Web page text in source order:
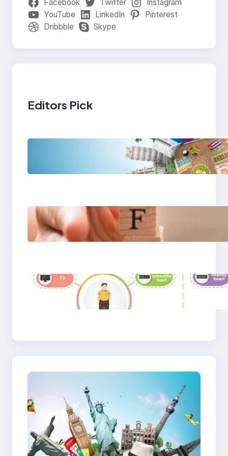
Facebook Twitter
Instagram
YouTube
LinkedIn
Pinterest
Dribbble
Skype
Editors Pick
Tren Traveling 2025:
Liburan Cerdas,
Ramah Lingkungan,
Gaya Hidup Seimbang
2025: Kesehatan
Mental, Produktivitas,
Gaya Hidup Sehat
2025: Antara Tren,
Teknologi, dan